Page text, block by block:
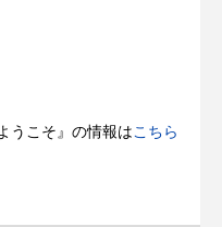
うこそ』の情報は こちら